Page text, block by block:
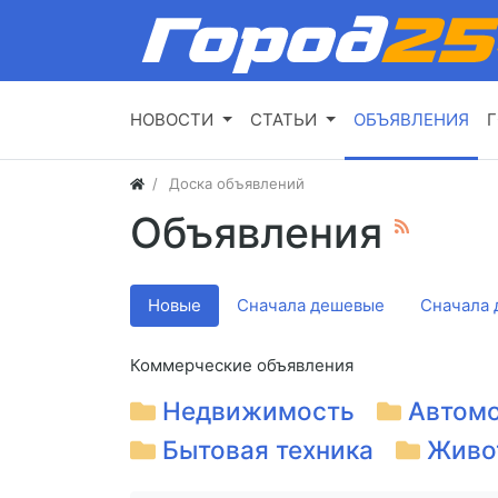
НОВОСТИ СТАТЬИ ОБЪЯВЛЕНИЯ
Доска объявлений
Объявления
Новые Сначала дешевые Сначала
Коммерческие объявления
Недвижимость
Бытовая техника